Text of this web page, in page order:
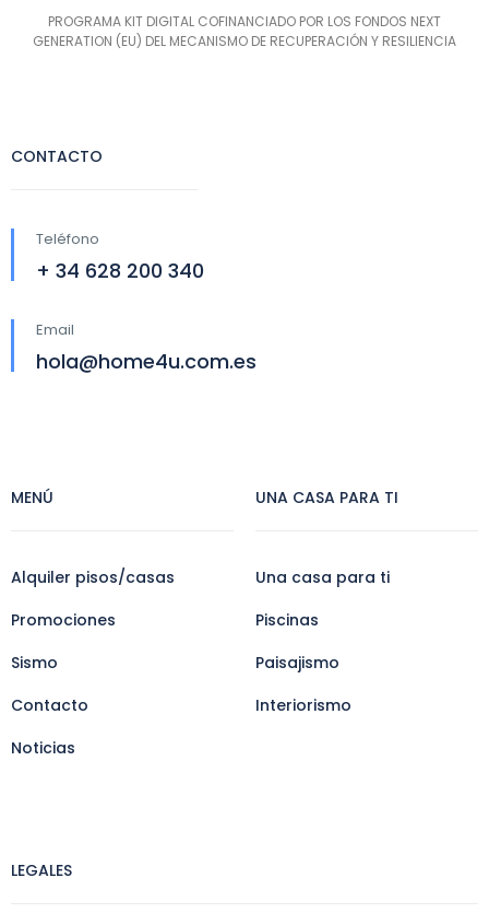
PROGRAMA KIT DIGITAL COFINANCIADO POR LOS FONDOS NEXT
GENERATION (EU) DEL MECANISMO DE RECUPERACIÓN Y RESILIENCIA
CONTACTO
Teléfono
+ 34 628 200 340
Email
hola@home4u.com.es
MENÚ
Alquiler pisos/casas
Promociones
Sismo
Contacto
Noticias
UNA CASA PARA TI
Una casa para ti
Piscinas
Paisajismo
Interiorismo
LEGALES